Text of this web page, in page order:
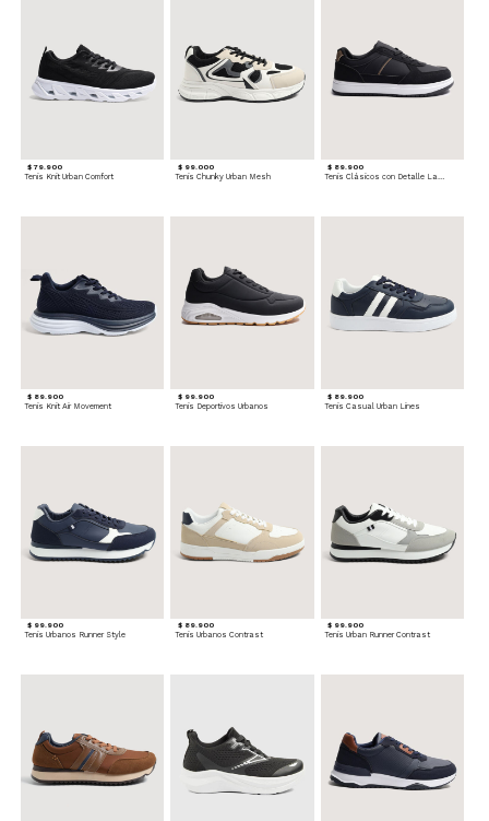
$ 79.900
Tenis Knit Urban Comfort
$ 99.000
Tenis Chunky Urban Mesh
$ 89.900
$ 89.900
Tenis Knit Air Movement
$ 99.900
Tenis Deportivos Urbanos
$ 89.900
Tenis Casual Urban Lines
$ 99.900
Tenis Urbanos Runner Style
$ 89.900
Tenis Urbanos Contrast
$ 99.900
Tenis Urban Runner Contrast